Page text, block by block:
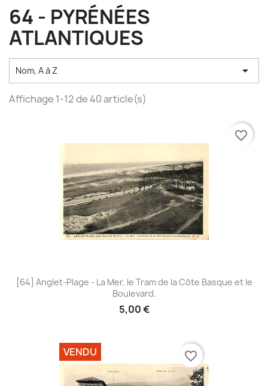
64 - PYRÉNÉES
ATLANTIQUES
Nom, A à Z 
Affichage 1-12 de 40 article(s)
[64] Anglet-Plage - La Mer, le Tram de la Côte Basque et le
Boulevard.
5,00 €
favorite_border
VENDU favorite_border